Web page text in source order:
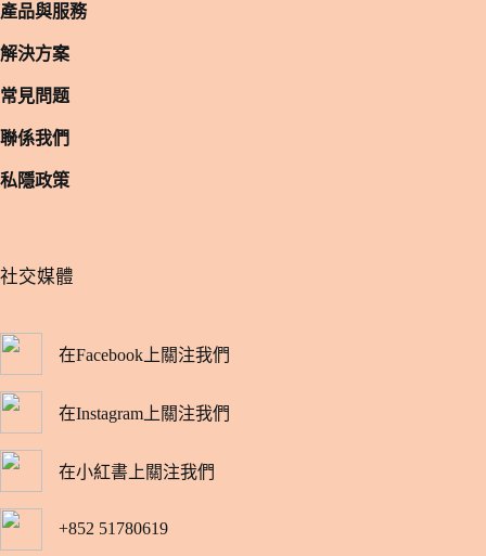
產品與服務
解決方案
常見問题
聯係我們
私隱政策
​社交媒體
在Facebook上關注我們
在Instagram上關注我們
在小紅書上關注我們
+852 51780619